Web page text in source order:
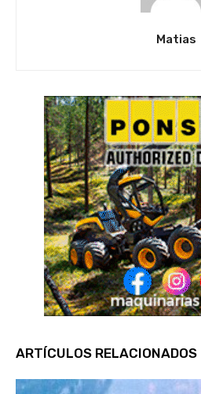
Matias
ARTÍCULOS RELACIONADOS